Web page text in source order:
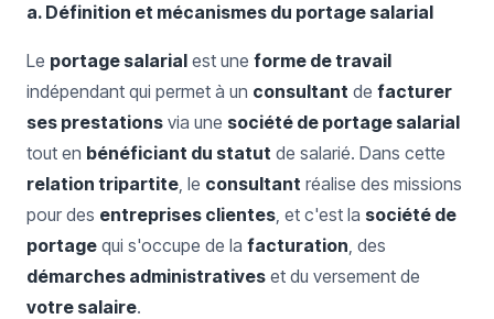
a. Définition et mécanismes du portage salarial
Le portage salarial est une forme de travail
indépendant qui permet à un consultant de facturer
ses prestations via une société de portage salarial
tout en bénéficiant du statut de salarié. Dans cette
relation tripartite, le consultant réalise des missions
pour des entreprises clientes, et c'est la société de
portage qui s'occupe de la facturation, des
démarches administratives et du versement de
votre salaire.